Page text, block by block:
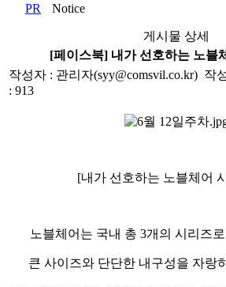
PR
Notice
게시물 상세
[페이스북] 내가 선호하는 노블
작성자 : 관리자(syy@comsvil.co.kr) 작
: 913
[내가 선호하는 노블체어
노블체어는 국내 총 3개의 시리즈
큰 사이즈와 단단한 내구성을 자랑